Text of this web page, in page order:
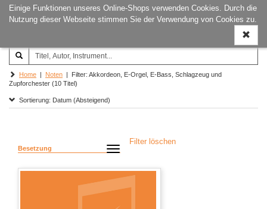
Einige Funktionen unseres Online-Shops verwenden Cookies. Durch die
Nutzung dieser Webseite stimmen Sie der Verwendung von Cookies zu.
ein-/
Joachim‐Trekel‐Musikverlag,
Hamburg
Home | Noten | Filter: Akkordeon, E-Orgel, E-Bass, Schlagzeug und
Zupforchester (10 Titel)
Sortierung: Datum (Absteigend)
Besetzung
Filter löschen